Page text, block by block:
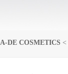
>
DE COSMETICS